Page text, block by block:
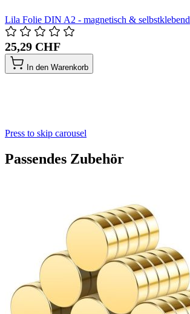
Lila Folie DIN A2 - magnetisch & selbstklebend
25,29 CHF
In den Warenkorb
Press to skip carousel
Passendes Zubehör